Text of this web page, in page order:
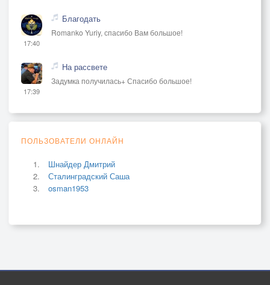
17:40
Благодать
Romanko Yuriy, спасибо Вам большое!
17:39
На рассвете
Задумка получилась+ Спасибо большое!
ПОЛЬЗОВАТЕЛИ ОНЛАЙН
Шнайдер Дмитрий
Сталинградский Саша
osman1953